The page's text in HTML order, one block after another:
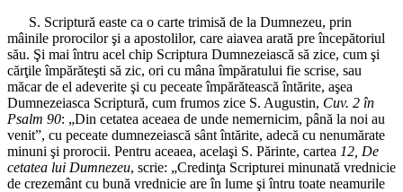
S. Scriptură easte ca o carte trimisă de la Dumnezeu, prin
mâinile prorocilor şi a apostolilor, care aiavea arată pre începătoriul
său. Şi mai întru acel chip Scriptura Dumnezeiască să zice, cum şi
cărţile împărăteşti să zic, ori cu mâna împăratului fie scrise, sau
măcar de el adeverite şi cu peceate împărătească întărite, aşea
Dumnezeiasca Scriptură, cum frumos zice S. Augustin, Cuv. 2 în
Psalm 90: „Din cetatea aceaea de unde nemernicim, până la noi au
venit”, cu peceate dumnezeiască sânt întărite, adecă cu nenumărate
minuni şi prorocii. Pentru aceaea, acelaşi S. Părinte, cartea 12, De
cetatea lui Dumnezeu, scrie: „Credinţa Scripturei minunată vrednicie
de crezemânt cu bună vrednicie are în lume şi întru toate neamurile